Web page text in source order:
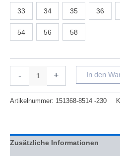
33 34 35 36
54 56 58
- + In den
Artikelnummer: 151368-8514 -230
Zusätzliche Informationen